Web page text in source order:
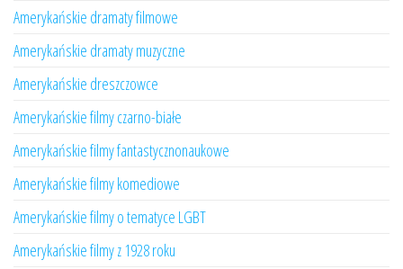
Amerykańskie dramaty filmowe
Amerykańskie dramaty muzyczne
Amerykańskie dreszczowce
Amerykańskie filmy czarno-białe
Amerykańskie filmy fantastycznonaukowe
Amerykańskie filmy komediowe
Amerykańskie filmy o tematyce LGBT
Amerykańskie filmy z 1928 roku